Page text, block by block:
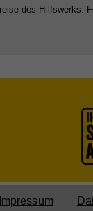
des Hilfswerks.
Impressum